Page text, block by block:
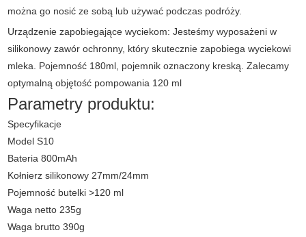
można go nosić ze sobą lub używać podczas podróży.
Urządzenie zapobiegające wyciekom: Jesteśmy wyposażeni w
silikonowy zawór ochronny, który skutecznie zapobiega wyciekowi
mleka. Pojemność 180ml, pojemnik oznaczony kreską. Zalecamy
optymalną objętość pompowania 120 ml
Parametry produktu:
Specyfikacje
Model S10
Bateria 800mAh
Kołnierz silikonowy 27mm/24mm
Pojemność butelki >120 ml
Waga netto 235g
Waga brutto 390g